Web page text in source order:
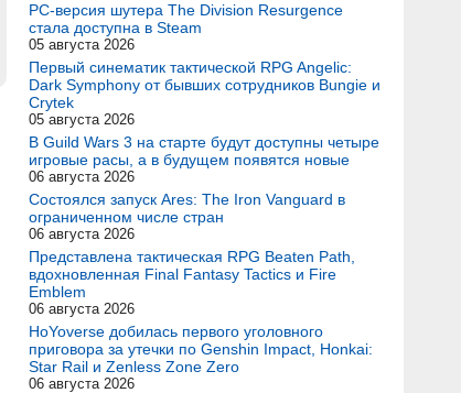
PC-версия шутера The Division Resurgence
стала доступна в Steam
05 августа 2026
Первый синематик тактической RPG Angelic:
Dark Symphony от бывших сотрудников Bungie и
Crytek
05 августа 2026
В Guild Wars 3 на старте будут доступны четыре
игровые расы, а в будущем появятся новые
06 августа 2026
Состоялся запуск Ares: The Iron Vanguard в
ограниченном числе стран
06 августа 2026
Представлена тактическая RPG Beaten Path,
вдохновленная Final Fantasy Tactics и Fire
Emblem
06 августа 2026
HoYoverse добилась первого уголовного
приговора за утечки по Genshin Impact, Honkai:
Star Rail и Zenless Zone Zero
06 августа 2026